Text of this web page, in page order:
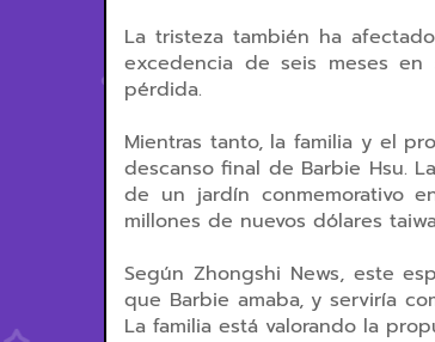
La tristeza también ha
excedencia de seis meses en
pérdida.
Mientras tanto, la familia y el
descanso final de Barbie Hsu.
de un jardín conmemorativo
millones de nuevos dólares
Según Zhongshi News, este
que Barbie amaba, y serviría
La familia está valorando la